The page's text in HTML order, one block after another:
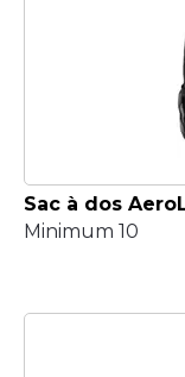
Sac à dos
Minimum 10